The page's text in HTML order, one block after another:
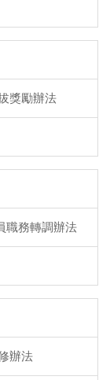
獎勵辦法
職務轉調辦法
辦法